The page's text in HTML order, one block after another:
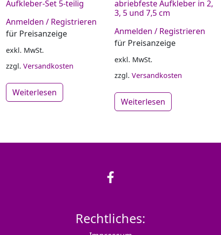
Aufkleber-Set 5-teilig
Anmelden / Registrieren
für Preisanzeige
exkl. MwSt.
zzgl. Versandkosten
Weiterlesen
abriebfeste Aufkleber in 2,
3, 5 und 7,5 cm
Anmelden / Registrieren
für Preisanzeige
exkl. MwSt.
zzgl.Versandkosten
Weiterlesen
Rechtliches: